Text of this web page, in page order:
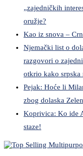
„zajedničkih
oružje?
Kao iz snova –
Njemački list o
razgovori o
otkrio kako
Pejak: Hoće li
zbog dolaska
Koprivica: Ko ide
staze!